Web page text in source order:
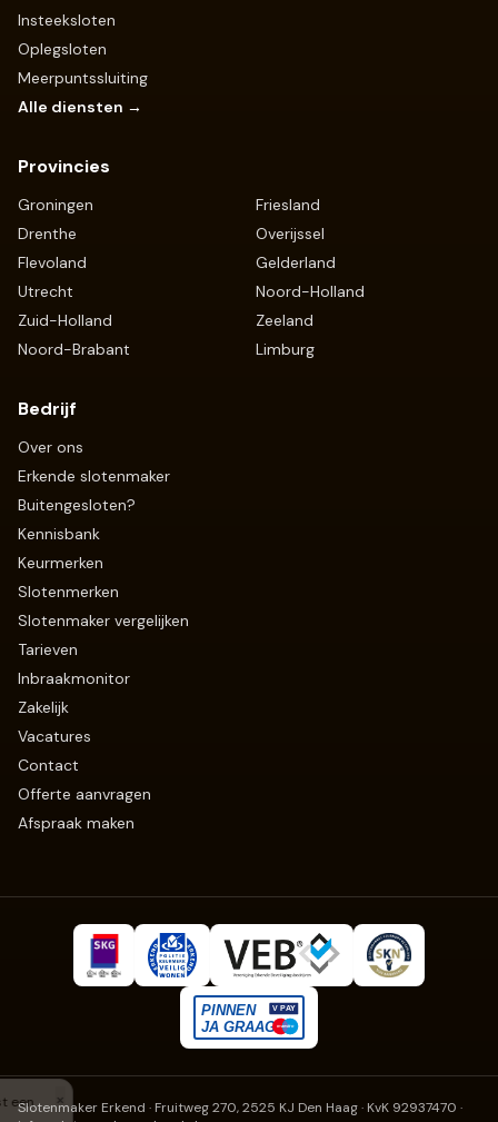
Insteeksloten
Oplegsloten
Meerpuntssluiting
Alle diensten →
Provincies
Groningen
Friesland
Drenthe
Overijssel
Flevoland
Gelderland
Utrecht
Noord-Holland
Zuid-Holland
Zeeland
Noord-Brabant
Limburg
Bedrijf
Over ons
Erkende slotenmaker
Buitengesloten?
Kennisbank
Keurmerken
Slotenmerken
Slotenmaker vergelijken
Tarieven
Inbraakmonitor
Zakelijk
Vacatures
Contact
Offerte aanvragen
Afspraak maken
Slotenmaker Erkend · Fruitweg 270, 2525 KJ Den Haag · KvK 92937470 ·